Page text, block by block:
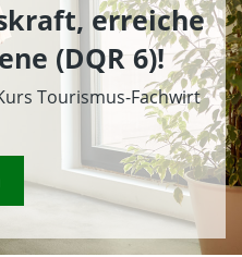
erreiche
(DQR 6)!
Tourismus-Fachwirt